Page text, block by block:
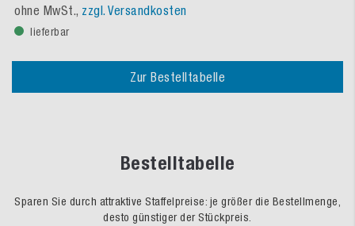
ohne MwSt., zzgl. Versandkosten
lieferbar
Zur Bestelltabelle
Bestelltabelle
Sparen Sie durch attraktive Staffelpreise: je größer die Bestellmenge,
desto günstiger der Stückpreis.